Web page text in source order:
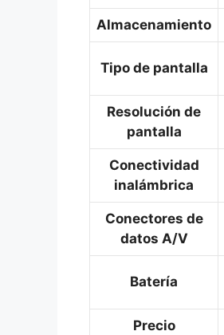
Almacenamiento
Tipo de pantalla
Resolución de
pantalla
Conectividad
inalámbrica
Conectores de
datos A/V
Batería
Precio